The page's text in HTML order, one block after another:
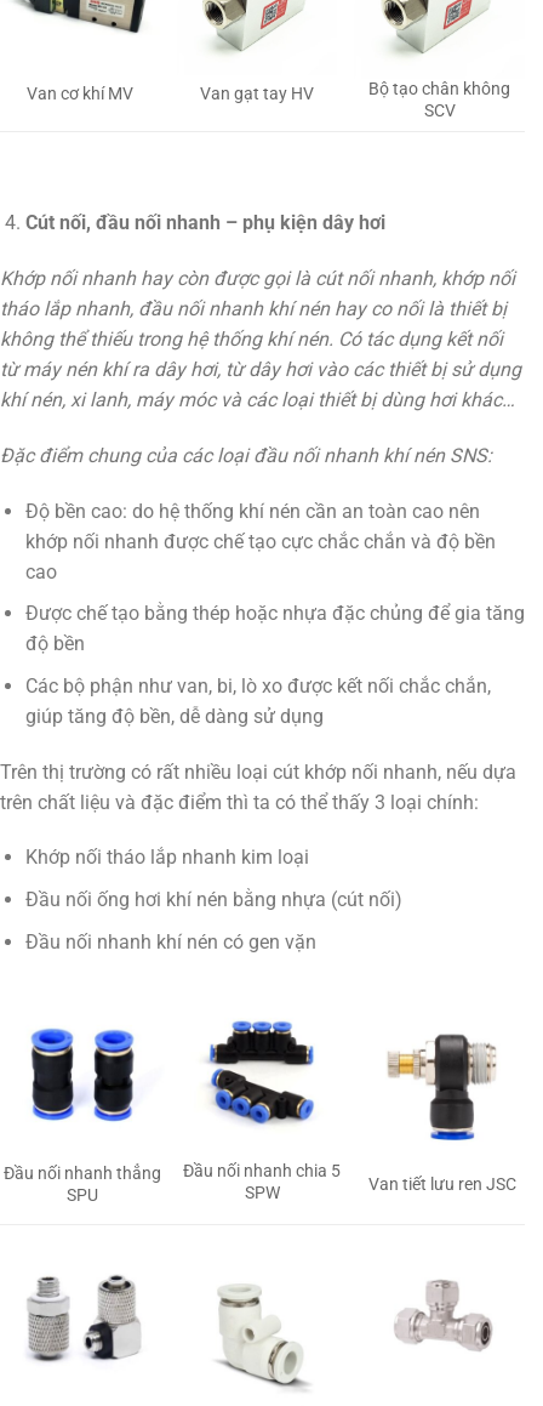
Van cơ khí MV Van gạt tay HV
Bộ tạo chân không
SCV
Cút nối, đầu nối nhanh – phụ kiện dây hơi
Khớp nối nhanh hay còn được gọi là cút nối nhanh, khớp nối
tháo lắp nhanh, đầu nối nhanh khí nén hay co nối là thiết bị
không thể thiếu trong hệ thống khí nén. Có tác dụng kết nối
từ máy nén khí ra dây hơi, từ dây hơi vào các thiết bị sử dụng
khí nén, xi lanh, máy móc và các loại thiết bị dùng hơi khác…
Đặc điểm chung của các loại đầu nối nhanh khí nén SNS:
Độ bền cao: do hệ thống khí nén cần an toàn cao nên
khớp nối nhanh được chế tạo cực chắc chắn và độ bền
cao
Được chế tạo bằng thép hoặc nhựa đặc chủng để gia tăng
độ bền
Các bộ phận như van, bi, lò xo được kết nối chắc chắn,
giúp tăng độ bền, dễ dàng sử dụng
Trên thị trường có rất nhiều loại cút khớp nối nhanh, nếu dựa
trên chất liệu và đặc điểm thì ta có thể thấy 3 loại chính:
Khớp nối tháo lắp nhanh kim loại
Đầu nối ống hơi khí nén bằng nhựa (cút nối)
Đầu nối nhanh khí nén có gen vặn
Đầu nối nhanh thẳng
SPU
Đầu nối nhanh chia 5
SPW
Van tiết lưu ren JSC